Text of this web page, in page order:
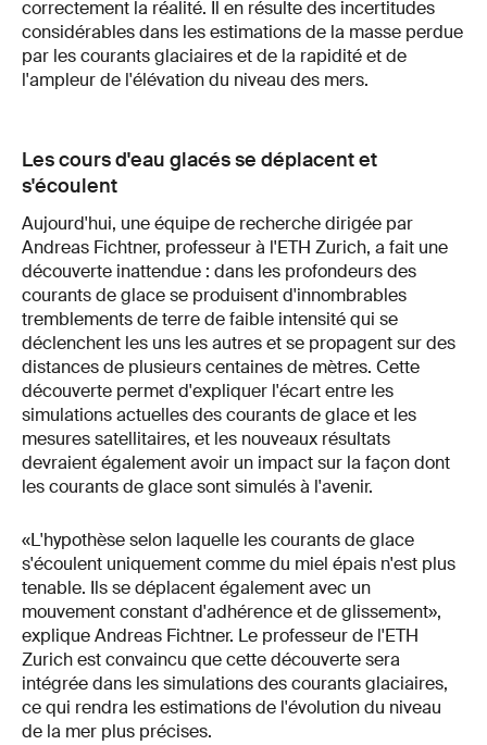
correctement la réalité. Il en résulte des incertitudes
considérables dans les estimations de la masse perdue
par les courants glaciaires et de la rapidité et de
l'ampleur de l'élévation du niveau des mers.
Les cours d'eau glacés se déplacent et
s'écoulent
Aujourd'hui, une équipe de recherche dirigée par
Andreas Fichtner, professeur à l'ETH Zurich, a fait une
découverte inattendue : dans les profondeurs des
courants de glace se produisent d'innombrables
tremblements de terre de faible intensité qui se
déclenchent les uns les autres et se propagent sur des
distances de plusieurs centaines de mètres. Cette
découverte permet d'expliquer l'écart entre les
simulations actuelles des courants de glace et les
mesures satellitaires, et les nouveaux résultats
devraient également avoir un impact sur la façon dont
les courants de glace sont simulés à l'avenir.
«L'hypothèse selon laquelle les courants de glace
s'écoulent uniquement comme du miel épais n'est plus
tenable. Ils se déplacent également avec un
mouvement constant d'adhérence et de glissement»,
explique Andreas Fichtner. Le professeur de l'ETH
Zurich est convaincu que cette découverte sera
intégrée dans les simulations des courants glaciaires,
ce qui rendra les estimations de l'évolution du niveau
de la mer plus précises.